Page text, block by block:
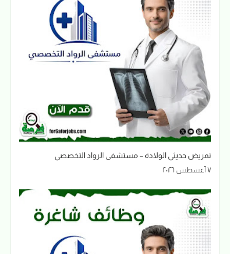
تمريض حديثي الولادة – مستشفى الرواد التخصصي
٧ أغسطس ٢٠٢٦